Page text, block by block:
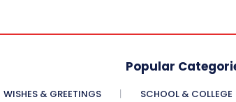
Popular
WISHES & GREETINGS SCHOOL & COLLEGE